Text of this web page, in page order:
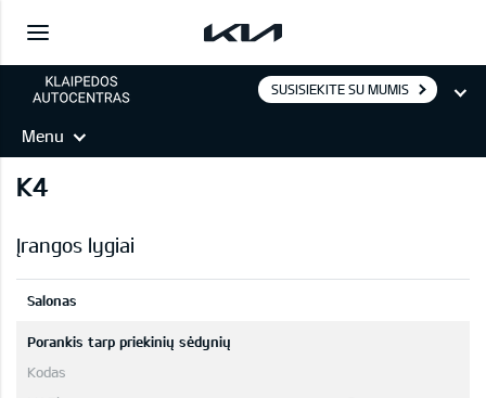
SUSISIEKITE SU MUMIS
Menu
K4
Įrangos lygiai
Salonas
Porankis tarp priekinių sėdynių